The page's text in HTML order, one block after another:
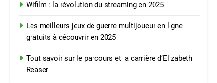
Wifilm : la révolution du streaming en 2025
Les meilleurs jeux de guerre multijoueur en ligne
gratuits à découvrir en 2025
Tout savoir sur le parcours et la carrière d’Elizabeth
Reaser